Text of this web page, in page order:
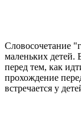
Словосочетание
маленьких детей.
перед тем, как
прохождение
встречается у